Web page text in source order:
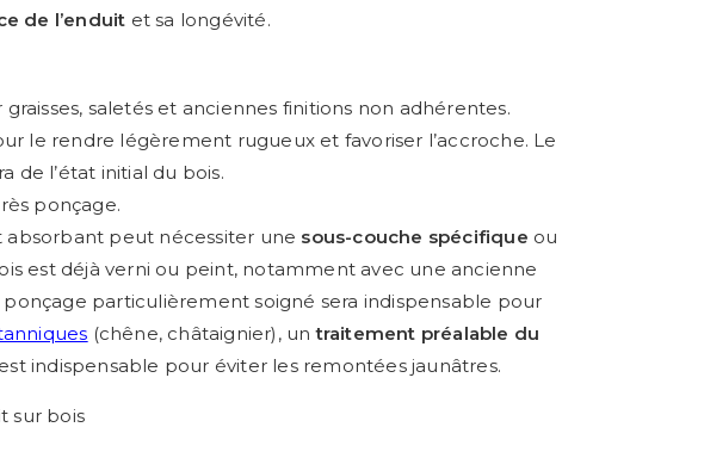
de l’enduit et sa longévité.
saletés et anciennes finitions non adhérentes.
le rendre légèrement rugueux et favoriser l’accroche. Le
de l’état initial du bois.
ponçage.
peut nécessiter une sous-couche spécifique ou
est déjà verni ou peint, notamment avec une ancienne
ponçage particulièrement soigné sera indispensable pour
(chêne, châtaignier), untraitement préalable du
indispensable pour éviter les remontées jaunâtres.